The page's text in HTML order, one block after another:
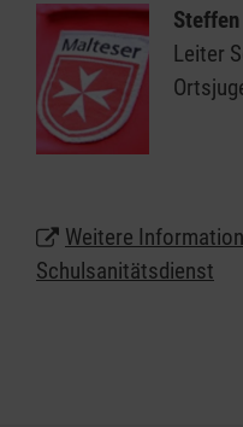
gestellten Räume,
Schulsanitätsdienst
Schulleitung in ihrer
Sicherheit der
Wir möchten jungen
und vielleicht sogar
Leiter
Weitere
Schulsanitätsdienst